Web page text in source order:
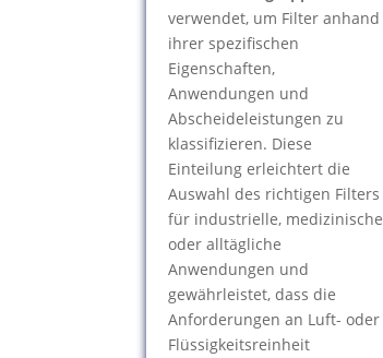
verwendet, um Filter anhand
ihrer spezifischen
Eigenschaften,
Anwendungen und
Abscheideleistungen zu
klassifizieren. Diese
Einteilung erleichtert die
Auswahl des richtigen Filters
für industrielle, medizinische
oder alltägliche
Anwendungen und
gewährleistet, dass die
Anforderungen an Luft- oder
Flüssigkeitsreinheit